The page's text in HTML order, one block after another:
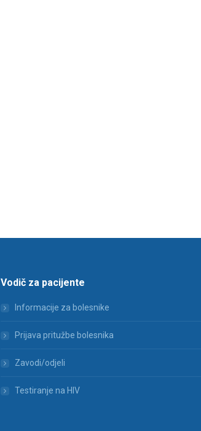
Vodič za pacijente
Informacije za bolesnike
Prijava pritužbe bolesnika
Zavodi/odjeli
Testiranje na HIV